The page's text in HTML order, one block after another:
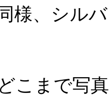
様、シル
こまで写